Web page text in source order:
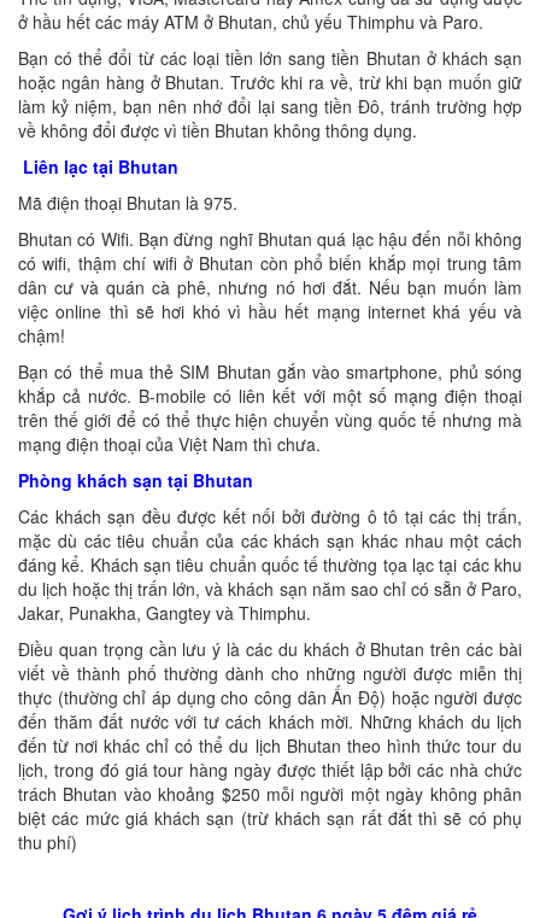
ở hầu hết các máy ATM ở Bhutan, chủ yếu Thimphu và Paro.
Bạn có thể đổi từ các loại tiền lớn sang tiền Bhutan ở khách sạn
hoặc ngân hàng ở Bhutan. Trước khi ra về, trừ khi bạn muốn giữ
làm kỷ niệm, bạn nên nhớ đổi lại sang tiền Đô, tránh trường hợp
về không đổi được vì tiền Bhutan không thông dụng.
Liên lạc tại Bhutan
Mã điện thoại Bhutan là 975.
Bhutan có Wifi. Bạn đừng nghĩ Bhutan quá lạc hậu đến nỗi không
có wifi, thậm chí wifi ở Bhutan còn phổ biến khắp mọi trung tâm
dân cư và quán cà phê, nhưng nó hơi đắt. Nếu bạn muốn làm
việc online thì sẽ hơi khó vì hầu hết mạng internet khá yếu và
chậm!
Bạn có thể mua thẻ SIM Bhutan gắn vào smartphone, phủ sóng
khắp cả nước. B-mobile có liên kết với một số mạng điện thoại
trên thế giới để có thể thực hiện chuyển vùng quốc tế nhưng mà
mạng điện thoại của Việt Nam thì chưa.
Phòng khách sạn tại Bhutan
Các khách sạn đều được kết nối bởi đường ô tô tại các thị trấn,
mặc dù các tiêu chuẩn của các khách sạn khác nhau một cách
đáng kể. Khách sạn tiêu chuẩn quốc tế thường tọa lạc tại các khu
du lịch hoặc thị trấn lớn, và khách sạn năm sao chỉ có sẵn ở Paro,
Jakar, Punakha, Gangtey và Thimphu.
Điều quan trọng cần lưu ý là các du khách ở Bhutan trên các bài
viết về thành phố thường dành cho những người được miễn thị
thực (thường chỉ áp dụng cho công dân Ấn Độ) hoặc người được
đến thăm đất nước với tư cách khách mời. Những khách du lịch
đến từ nơi khác chỉ có thể du lịch Bhutan theo hình thức tour du
lịch, trong đó giá tour hàng ngày được thiết lập bởi các nhà chức
trách Bhutan vào khoảng $250 mỗi người một ngày không phân
biệt các mức giá khách sạn (trừ khách sạn rất đắt thì sẽ có phụ
thu phí)